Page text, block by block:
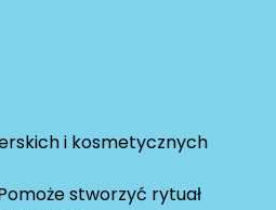
i kosmetycznych
stworzyć rytuał